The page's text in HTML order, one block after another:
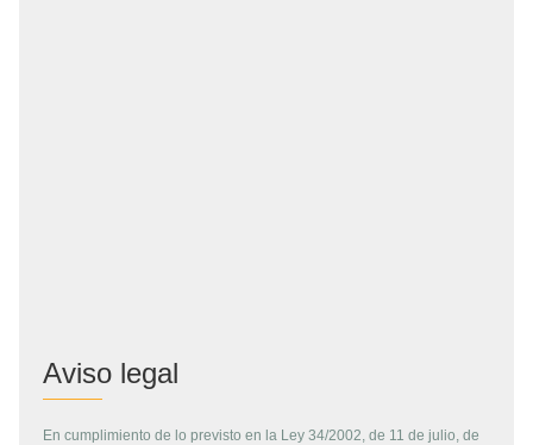
Aviso legal
En cumplimiento de lo previsto en la Ley 34/2002, de 11 de julio, de